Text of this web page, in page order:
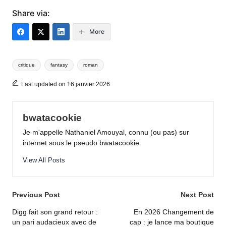
Share via:
More
Tags:
critique fantasy roman
Last updated on 16 janvier 2026
bwatacookie
Je m'appelle Nathaniel Amouyal, connu (ou pas) sur
internet sous le pseudo bwatacookie.
View All Posts
Post
navigation
Previous Post
Digg fait son grand retour :
un pari audacieux avec de
Next Post
En 2026 Changement de
cap : je lance ma boutique